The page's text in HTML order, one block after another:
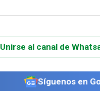
Unirse al canal de
Síguenos en